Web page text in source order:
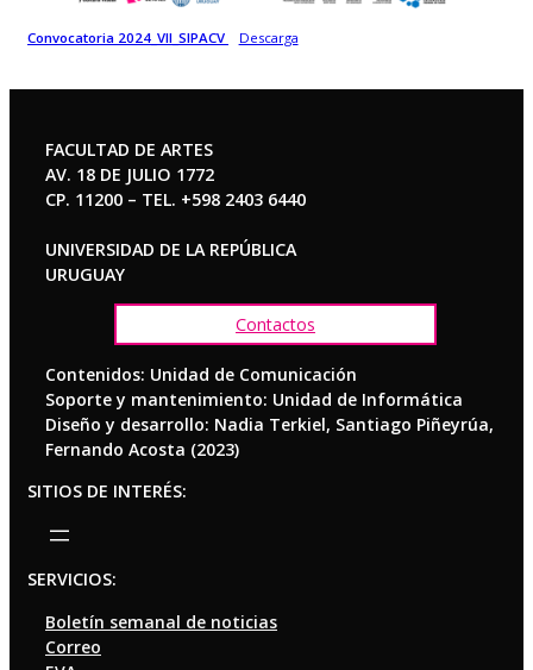
Convocatoria 2024_VII_SIPACV Descarga
FACULTAD DE ARTES
AV. 18 DE JULIO 1772
CP. 11200 – TEL. +598 2403 6440
UNIVERSIDAD DE LA REPÚBLICA
URUGUAY
Contactos
Contenidos: Unidad de Comunicación
Soporte y mantenimiento: Unidad de Informática
Diseño y desarrollo: Nadia Terkiel, Santiago Piñeyrúa,
Fernando Acosta (2023)
SITIOS DE INTERÉS:
SERVICIOS:
Boletín semanal de noticias
Correo